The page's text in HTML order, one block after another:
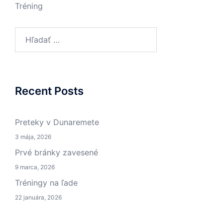
Tréning
Recent Posts
Preteky v Dunaremete
3 mája, 2026
Prvé bránky zavesené
9 marca, 2026
Tréningy na ľade
22 januára, 2026